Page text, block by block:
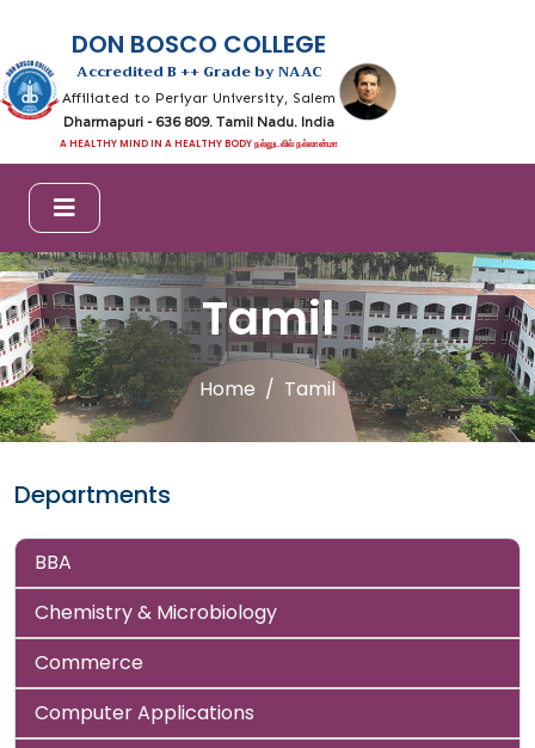
DON BOSCO COLLEGE
Accredited B ++ Grade by NAAC
Affiliated to Periyar University, Salem
Dharmapuri - 636 809. Tamil Nadu. India
A HEALTHY MIND IN A HEALTHY BODY நல்லுடலில் நல்லான்மா
Tamil
Home Tamil
Departments
BBA
Chemistry & Microbiology
Commerce
Computer Applications